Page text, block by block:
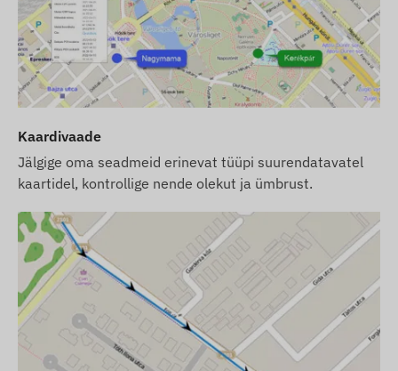
Kui ostate koos seadmega ka tarkvara
tellimuse, kuid mitte SIM-kaarti, väljastame
seadme juba meie tarkvaras registreerituna ja
kasutusvalmina. SIM-kaardi hankimine ja
seadistamine jääb siiski teie kohustuseks.
Kui ostate meilt lisaks seadmele ja tarkvarale ka
SIM-kaardi, väljastame seadme ja kaardi
täielikult seadistatuna ning hoolitseme ka kaardi
mingeid lisakohustusi.
Tarkvara tellimuse korral, kui soovite lisaks e-posti
teavitustele kasutada ka meie tarkvara SMS-
teavitusteenust, ostke palun SMS-krediitkaart,
mille leiate meie veebipoest seotud toodete alt.
Veebilehel olevad seadmete kirjeldused ja pildid
Kaardivaade
Jälgige oma seadmeid erinevat tüüpi suurendatavatel
kaartidel, kontrollige nende olekut ja ümbrust.